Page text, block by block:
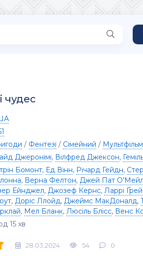
чудес
/ Фентезі / Сімейний /
Джеронімі, Вілфред Джексон,
Бомонт, Ед Вінн, Річард Гейдн,
, Верна Фелтон, Джей Пат
Ейнджел, Джозеф Кернс, Ларрі Ґрей
, Доріс Ллойд, Джеймс МакДоналд,
, Мел Бланк, Люсіль Блісс, Венс
15 хв
28.03.2024 54 0